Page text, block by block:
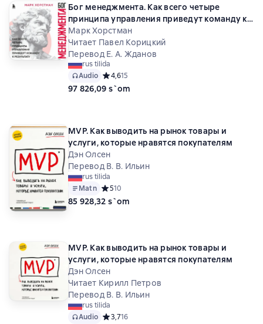
Бог менеджмента. Как всего четыре
принципа управления приведут команду к
результату
Марк Хорстман
Читает Павел Корицкий
Перевод Е. А. Жданов
rus tilida
Audio Средний рейтинг 4,6 на основе 15 оценок
4,615
97 826,09 s`om
MVP. Как выводить на рынок товары и
услуги, которые нравятся покупателям
Дэн Олсен
Перевод В. В. Ильин
rus tilida
Matn Средний рейтинг 5 на основе 10 оценок
510
85 928,32 s`om
MVP. Как выводить на рынок товары и
услуги, которые нравятся покупателям
Дэн Олсен
Читает Кирилл Петров
Перевод В. В. Ильин
rus tilida
Audio Средний рейтинг 3,7 на основе 16 оценок
3,716